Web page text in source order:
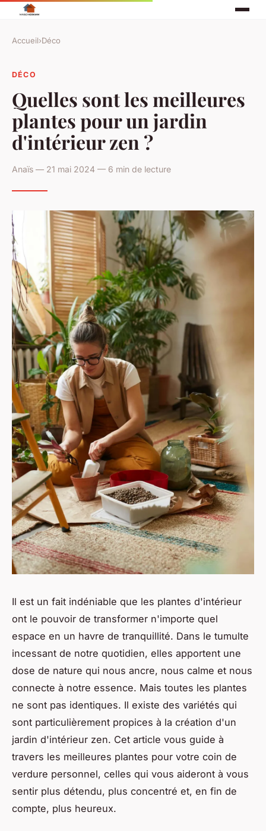
Accueil›Déco
DÉCO
Quelles sont les meilleures
plantes pour un jardin
d'intérieur zen ?
Anaïs — 21 mai 2024 — 6 min de lecture
Il est un fait indéniable que les plantes d'intérieur
ont le pouvoir de transformer n'importe quel
espace en un havre de tranquillité. Dans le tumulte
incessant de notre quotidien, elles apportent une
dose de nature qui nous ancre, nous calme et nous
connecte à notre essence. Mais toutes les plantes
ne sont pas identiques. Il existe des variétés qui
sont particulièrement propices à la création d'un
jardin d'intérieur zen. Cet article vous guide à
travers les meilleures plantes pour votre coin de
verdure personnel, celles qui vous aideront à vous
sentir plus détendu, plus concentré et, en fin de
compte, plus heureux.